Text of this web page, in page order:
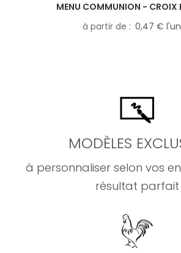
MENU COMMUNION - CROIX
à partir de
0,47 €
MODÈLES
à personnaliser selon vos
résultat parfait